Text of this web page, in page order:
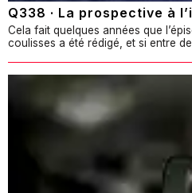
Q338 · La prospective à
Cela fait quelques années que
coulisses a été rédigé, et si entre